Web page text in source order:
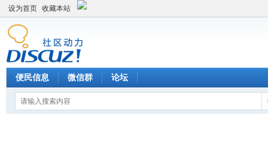
设为首页 收藏本站
便民信息 微信群 论坛